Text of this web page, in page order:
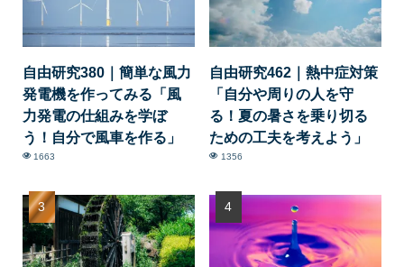
自由研究380｜簡単な風力
発電機を作ってみる「風
力発電の仕組みを学ぼ
う！自分で風車を作る」
1663
自由研究462｜熱中症対策
「自分や周りの人を守
る！夏の暑さを乗り切る
ための工夫を考えよう」
1356